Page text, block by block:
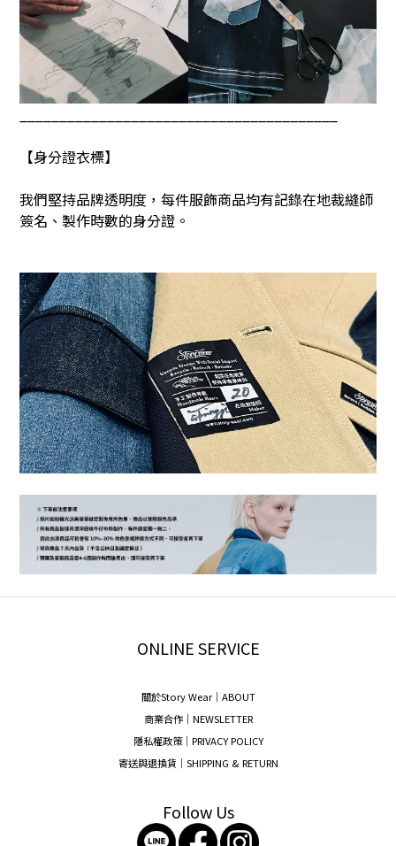
【身分證衣標】
我們堅持品牌透明度，每件服飾商品均有記錄在地裁縫師
簽名、製作時數的身分證。
ONLINE SERVICE
關於Story Wear｜ABOUT
商業合作｜NEWSLETTER
隱私權政策｜PRIVACY POLICY
寄送與退換貨｜SHIPPING & RETURN
Follow Us